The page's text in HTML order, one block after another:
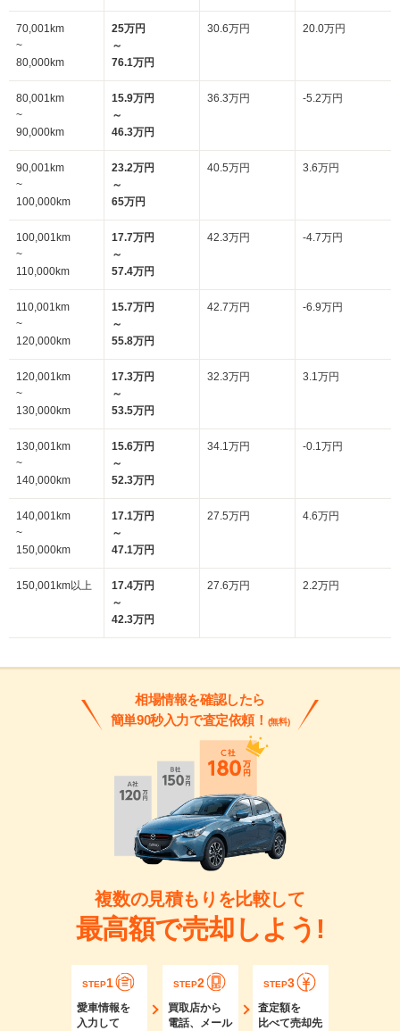
70,001km
~
80,000km
25万円
～
76.1万円
30.6万円 20.0万円
80,001km
~
90,000km
15.9万円
～
46.3万円
36.3万円 -5.2万円
90,001km
~
100,000km
23.2万円
～
65万円
40.5万円 3.6万円
100,001km
~
110,000km
17.7万円
～
57.4万円
42.3万円 -4.7万円
110,001km
~
120,000km
15.7万円
～
55.8万円
42.7万円 -6.9万円
120,001km
~
130,000km
17.3万円
～
53.5万円
32.3万円 3.1万円
130,001km
~
140,000km
15.6万円
～
52.3万円
34.1万円 -0.1万円
140,001km
~
150,000km
17.1万円
～
47.1万円
27.5万円 4.6万円
150,001km以上
17.4万円
～
42.3万円
27.6万円 2.2万円
相場情報を確認したら
簡単90秒入力で査定依頼！ (無料)
複数の見積もりを比較して
最高額で売却しよう!
STEP1
愛車情報を
入力して
STEP2
買取店から
電話、メール
STEP3
査定額を
比べて売却先